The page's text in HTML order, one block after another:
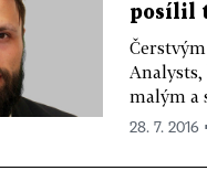
posílil
malým a
28. 7. 2016